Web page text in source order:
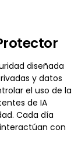
diseñada
y datos
el uso de la
de IA
Cada día
con